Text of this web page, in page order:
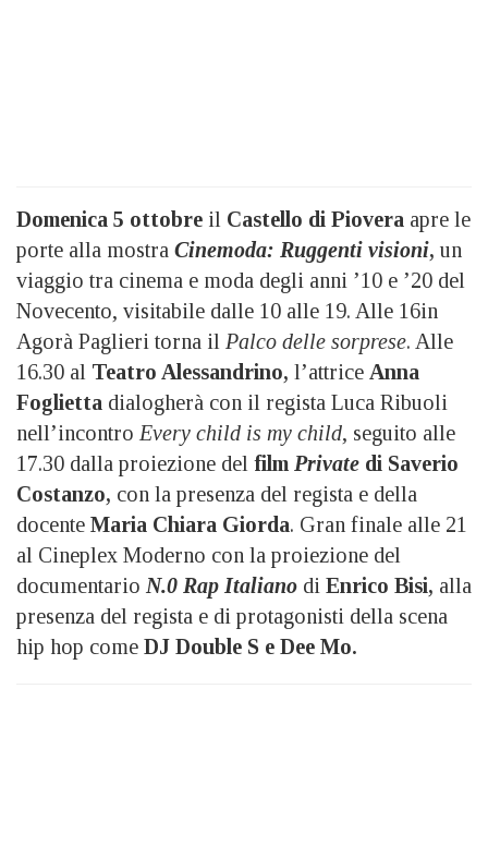
Domenica 5 ottobre il Castello di Piovera apre le
porte alla mostra Cinemoda: Ruggenti visioni, un
viaggio tra cinema e moda degli anni ’10 e ’20 del
Novecento, visitabile dalle 10 alle 19. Alle 16in
Agorà Paglieri torna il Palco delle sorprese. Alle
16.30 al Teatro Alessandrino, l’attrice Anna
Foglietta dialogherà con il regista Luca Ribuoli
nell’incontro Every child is my child, seguito alle
17.30 dalla proiezione del film Private di Saverio
Costanzo, con la presenza del regista e della
docente Maria Chiara Giorda. Gran finale alle 21
al Cineplex Moderno con la proiezione del
documentario N.0 Rap Italiano di Enrico Bisi, alla
presenza del regista e di protagonisti della scena
hip hop come DJ Double S e Dee Mo.